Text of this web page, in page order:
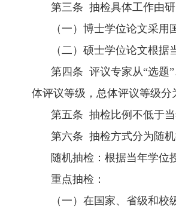
第三条 抽检具体工作由
（一）博士学位论文采
（二）硕士学位论文根
第四条 评议专家从“选题
体评议等级，总体评议等级分
第五条 抽检比例不低于
第六条 抽检方式分为随
随机抽检：根据当年学位
重点抽检：
（一）在国家、省级和